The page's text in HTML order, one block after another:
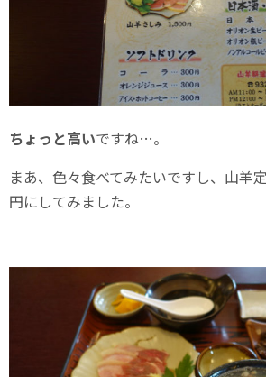
ちょっと高いですね…。
まあ、色々食べてみたいですし、山羊
円にしてみました。